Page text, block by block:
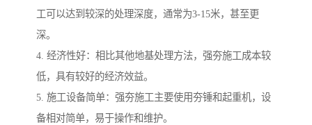
工可以达到较深的处理深度，通常为3-15米，甚至更
深。
4. 经济性好：相比其他地基处理方法，强夯施工成本较
低，具有较好的经济效益。
5. 施工设备简单：强夯施工主要使用夯锤和起重机，设
备相对简单，易于操作和维护。